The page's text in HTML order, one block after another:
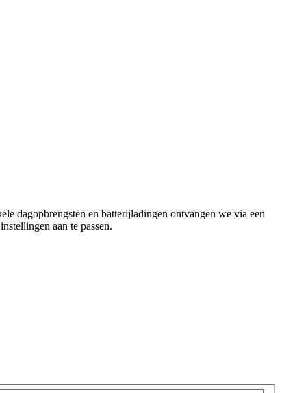
dagopbrengsten en batterijladingen ontvangen we via een
aan te passen.